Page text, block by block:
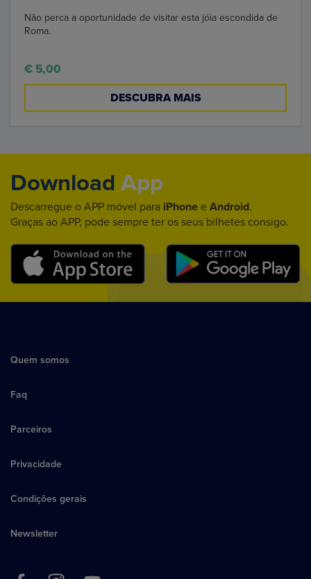
Não perca a oportunidade de visitar esta jóia escondida de
Roma.
€ 5,00
DESCUBRA MAIS
Download App
Descarregue o APP móvel para iPhone e Android.
Graças ao APP, pode sempre ter os seus bilhetes consigo.
Quem somos
Faq
Parceiros
Privacidade
Condições gerais
Newsletter